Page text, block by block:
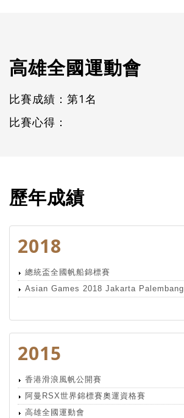
高雄全國運動會
比賽成績：第1名
比賽心得：
歷年成績
2018
總統盃全國帆船錦標賽
Asian Games 2018 Jakarta Palembang
2015
香港滑浪風帆公開賽
阿曼RSX世界錦標賽奧運資格賽
高雄全國運動會